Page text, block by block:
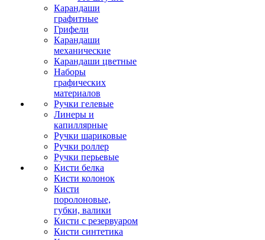
Карандаши
графитные
Грифели
Карандаши
механические
Карандаши цветные
Наборы
графических
материалов
Ручки гелевые
Линеры и
капиллярные
Ручки шариковые
Ручки роллер
Ручки перьевые
Кисти белка
Кисти колонок
Кисти
поролоновые,
губки, валики
Кисти с резервуаром
Кисти синтетика